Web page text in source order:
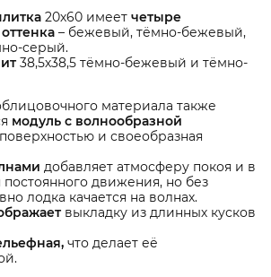
20х60 имеет четыре
– бежевый, тёмно-бежевый,
серый.
38,5х38,5 тёмно-бежевый и тёмно-
материала также
модуль с волнообразной
поверхностью и своеобразная
добавляет атмосферу покоя и в
движения, но без
лодка качается на волнах.
выкладку из длинных кусков
что делает её